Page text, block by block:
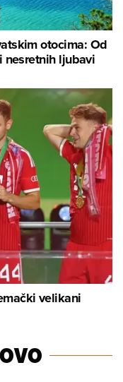
otocima: Od
ljubavi
velikani